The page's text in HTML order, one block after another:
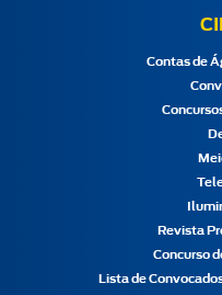
Contas de
Revista
Concurso
Lista de